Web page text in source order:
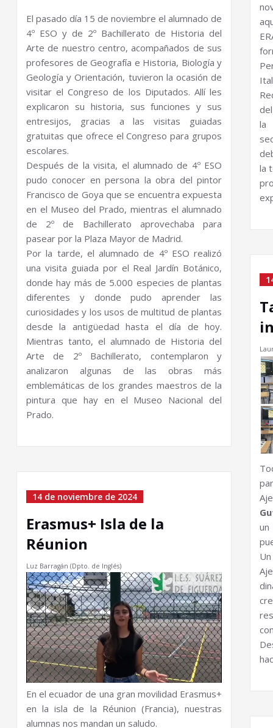
El pasado día 15 de noviembre el alumnado de
4º ESO y de 2º Bachillerato de Historia del
Arte de nuestro centro, acompañados de sus
profesores de Geografía e Historia, Biología y
Geología y Orientación, tuvieron la ocasión de
visitar el Congreso de los Diputados. Allí les
explicaron su historia, sus funciones y sus
entresijos, gracias a las visitas guiadas
gratuitas que ofrece el Congreso para grupos
escolares.
Después de la visita, el alumnado de 4º ESO
pudo conocer en persona la obra del pintor
Francisco de Goya que se encuentra expuesta
en el Museo del Prado, mientras el alumnado
de 2º de Bachillerato aprovechaba para
pasear por la Plaza Mayor de Madrid.
Por la tarde, el alumnado de 4º ESO realizó
una visita guiada por el Real Jardín Botánico,
donde hay más de 5.000 especies de plantas
diferentes y donde pudo aprender las
curiosidades y los usos de multitud de plantas
desde la antigüedad hasta el día de hoy.
Mientras tanto, el alumnado de Historia del
Arte de 2º Bachillerato, contemplaron y
analizaron algunas de las obras más
emblemáticas de los grandes maestros de la
pintura que hay en el Museo Nacional del
Prado.
14 de noviembre de 2024
Erasmus+ Isla de la
Réunion
Luz Barragán (Dpto. de Inglés)
En el ecuador de una gran movilidad Erasmus+
en la isla de la Réunion (Francia), nuestras
alumnas nos mandan un saludo.
la
la